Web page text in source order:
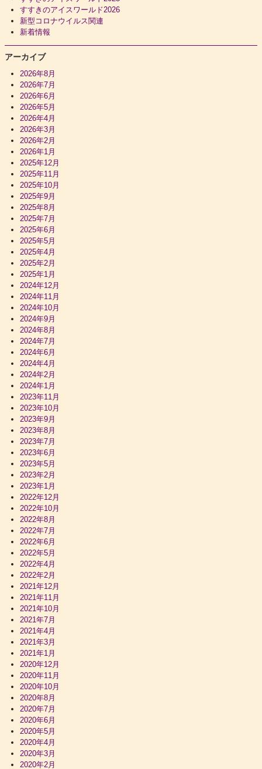
すすきのアイスワールド2026
新型コロナウイルス関連
新着情報
アーカイブ
2026年8月
2026年7月
2026年6月
2026年5月
2026年4月
2026年3月
2026年2月
2026年1月
2025年12月
2025年11月
2025年10月
2025年9月
2025年8月
2025年7月
2025年6月
2025年5月
2025年4月
2025年2月
2025年1月
2024年12月
2024年11月
2024年10月
2024年9月
2024年8月
2024年7月
2024年6月
2024年4月
2024年2月
2024年1月
2023年11月
2023年10月
2023年9月
2023年8月
2023年7月
2023年6月
2023年5月
2023年2月
2023年1月
2022年12月
2022年10月
2022年8月
2022年7月
2022年6月
2022年5月
2022年4月
2022年2月
2021年12月
2021年11月
2021年10月
2021年7月
2021年4月
2021年3月
2021年1月
2020年12月
2020年11月
2020年10月
2020年8月
2020年7月
2020年6月
2020年5月
2020年4月
2020年3月
2020年2月